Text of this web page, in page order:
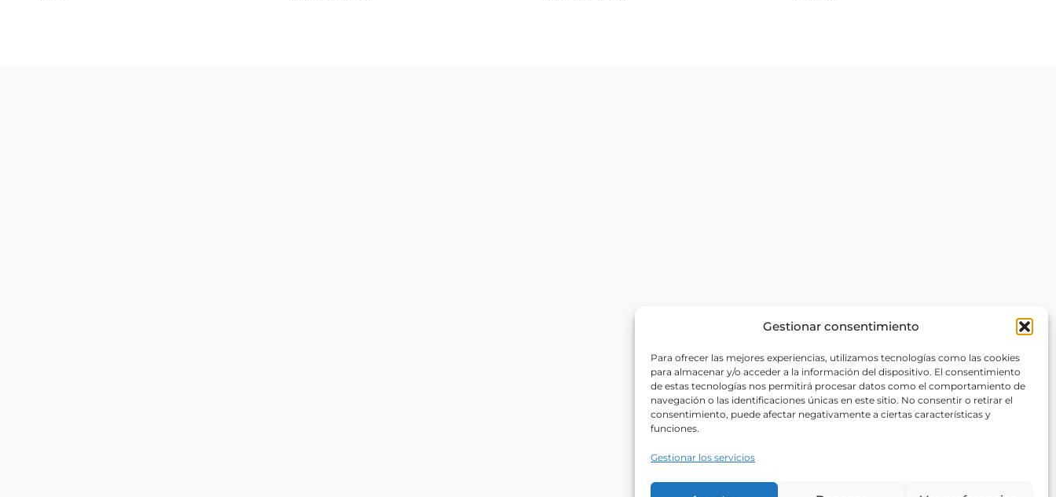
Gestionar consentimiento
Para ofrecer las mejores experiencias, utilizamos tecnologías como las cookies
para almacenar y/o acceder a la información del dispositivo. El consentimiento
de estas tecnologías nos permitirá procesar datos como el comportamiento de
navegación o las identificaciones únicas en este sitio. No consentir o retirar el
consentimiento, puede afectar negativamente a ciertas características y
funciones.
Gestionar los servicios